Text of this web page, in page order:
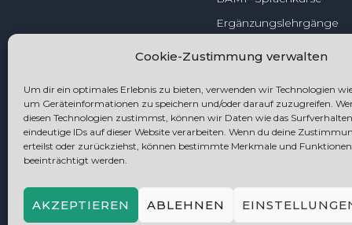
Cookie-Zustimmung verwalten
Um dir ein optimales Erlebnis zu bieten, verwenden wir Technologien
um Geräteinformationen zu speichern und/oder darauf zuzugreifen.
diesen Technologien zustimmst, können wir Daten wie das
eindeutige IDs auf dieser Website verarbeiten. Wenn du deine
erteilst oder zurückziehst, können bestimmte Merkmale und Funktionen
beeinträchtigt werden.
AKZEPTIEREN ABLEHNEN
Ergänzungslehrgänge
Impressum